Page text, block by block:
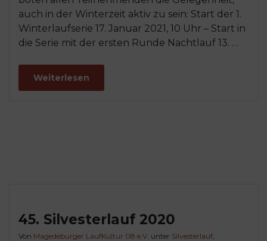
auch in der Winterzeit aktiv zu sein: Start der 1.
Winterlaufserie 17. Januar 2021, 10 Uhr – Start in
die Serie mit der ersten Runde Nachtlauf 13. …
Weiterlesen
45. Silvesterlauf 2020
Von Magedeburger LaufKultur 08 e.V. unter Silvesterlauf